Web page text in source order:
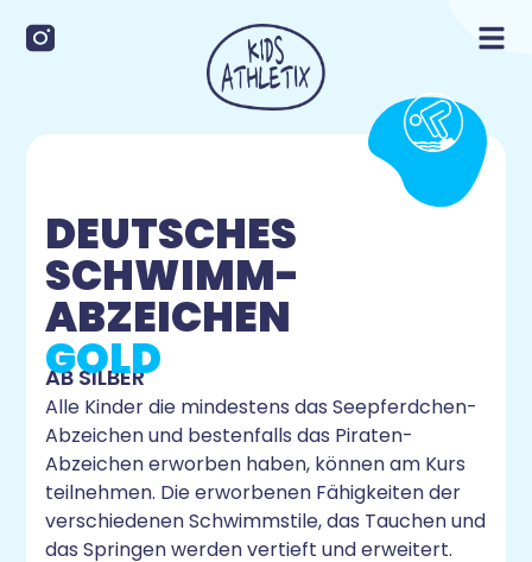
DEUTSCHES
SCHWIMM­
ABZEICHEN
GOLD
AB SILBER
Alle Kinder die mindestens das Seepferdchen-
Abzeichen und bestenfalls das Piraten-
Abzeichen erworben haben, können am Kurs
teilnehmen. Die erworbenen Fähigkeiten der
verschiedenen Schwimmstile, das Tauchen und
das Springen werden vertieft und erweitert.